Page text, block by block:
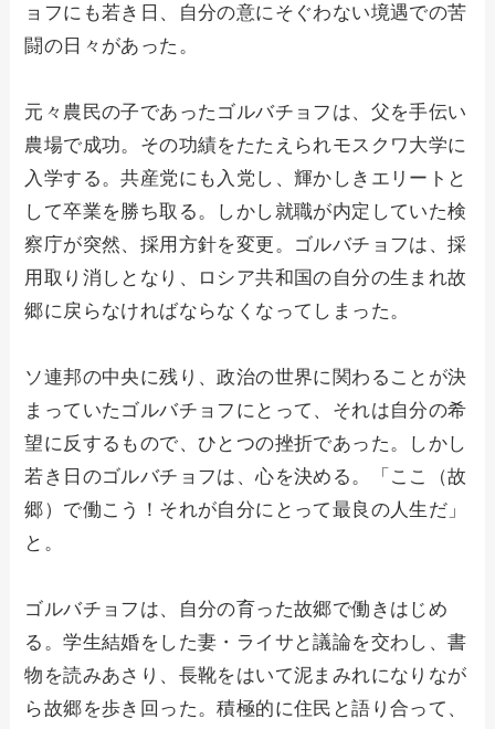
ョフにも若き日、自分の意にそぐわない境遇での苦
闘の日々があった。
元々農民の子であったゴルバチョフは、父を手伝い
農場で成功。その功績をたたえられモスクワ大学に
入学する。共産党にも入党し、輝かしきエリートと
して卒業を勝ち取る。しかし就職が内定していた検
察庁が突然、採用方針を変更。ゴルバチョフは、採
用取り消しとなり、ロシア共和国の自分の生まれ故
郷に戻らなければならなくなってしまった。
ソ連邦の中央に残り、政治の世界に関わることが決
まっていたゴルバチョフにとって、それは自分の希
望に反するもので、ひとつの挫折であった。しかし
若き日のゴルバチョフは、心を決める。「ここ（故
郷）で働こう！それが自分にとって最良の人生だ」
と。
ゴルバチョフは、自分の育った故郷で働きはじめ
る。学生結婚をした妻・ライサと議論を交わし、書
物を読みあさり、長靴をはいて泥まみれになりなが
ら故郷を歩き回った。積極的に住民と語り合って、